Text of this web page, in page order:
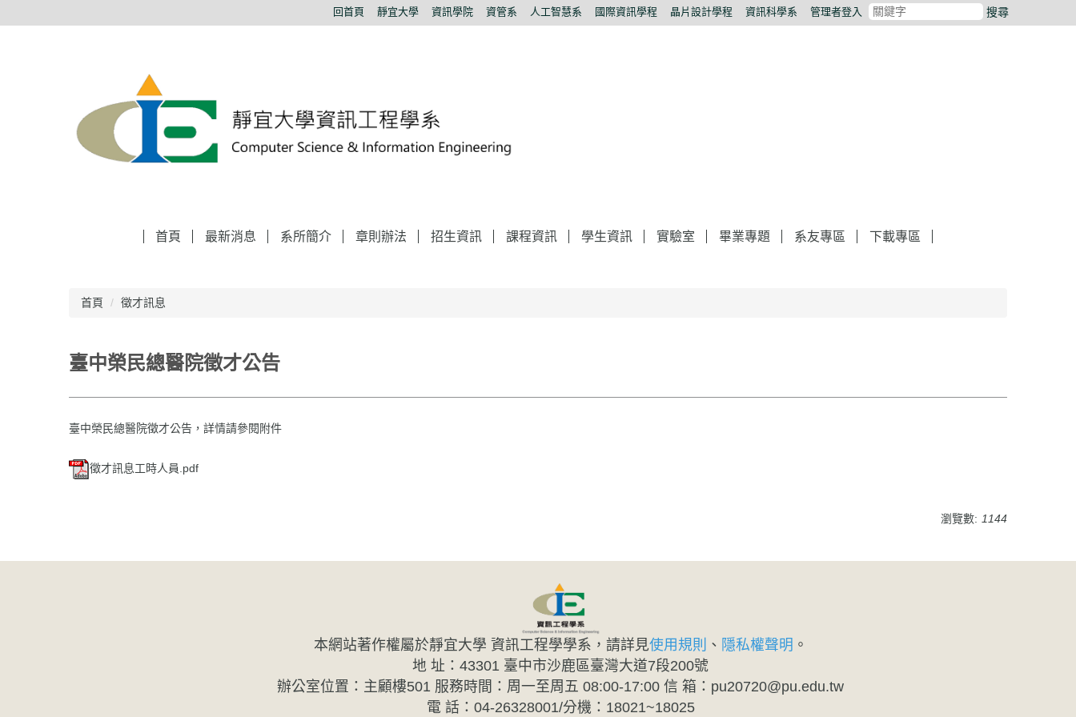
到
回首頁 靜宜大學 資訊學院 資管系 人工智慧系 國際資訊學程 晶片設計學程 資訊科學系 管理者登入 搜尋
首頁 最新消息 系所簡介 章則辦法 招生資訊 課程資訊 學生資訊 實驗室 畢業專題 系友專區 下載專區
首頁 徵才訊息
臺中榮民總醫院徵才公告
臺中榮民總醫院徵才公告，詳情請參閱附件
徵才訊息工時人員.pdf
瀏覽數: 1144
本網站著作權屬於靜宜大學 資訊工程學學系，請詳見使用規則 、 隱私權聲明 。
地 址：43301 臺中市沙鹿區臺灣大道7段200號
辦公室位置：主顧樓501 服務時間：周一至周五 08:00-17:00 信 箱：pu20720@pu.edu.tw
電 話：04-26328001/分機：18021~18025